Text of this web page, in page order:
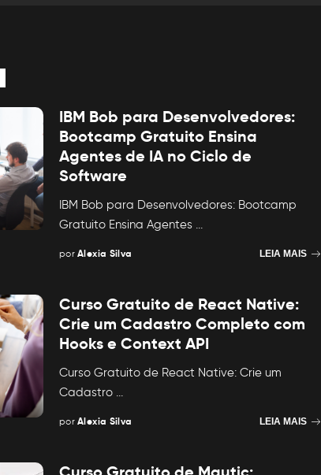
IBM Bob para Desenvolvedores:
Bootcamp Gratuito Ensina
Agentes de IA no Ciclo de
Software
IBM Bob para Desenvolvedores: Bootcamp
Gratuito Ensina Agentes ...
Posted
por Alexia Silva LEIA MAIS
Curso Gratuito de React Native:
Crie um Cadastro Completo com
Hooks e Context API
Curso Gratuito de React Native: Crie um
Cadastro ...
Posted
por Alexia Silva LEIA MAIS